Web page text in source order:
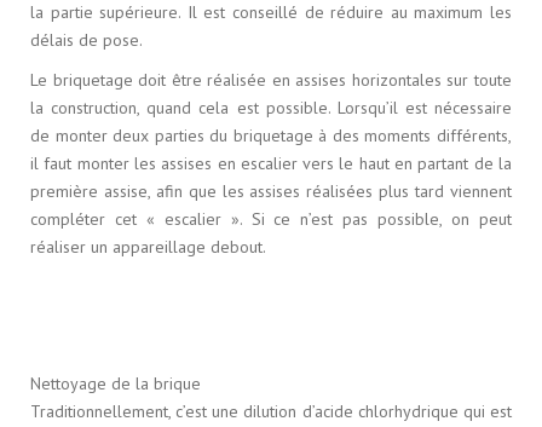
la partie supérieure. Il est conseillé de réduire au maximum les
délais de pose.
Le briquetage doit être réalisée en assises horizontales sur toute
la construction, quand cela est possible. Lorsqu’il est nécessaire
de monter deux parties du briquetage à des moments différents,
il faut monter les assises en escalier vers le haut en partant de la
première assise, afin que les assises réalisées plus tard viennent
compléter cet « escalier ». Si ce n’est pas possible, on peut
réaliser un appareillage debout.
Nettoyage de la brique
Traditionnellement, c’est une dilution d’acide chlorhydrique qui est